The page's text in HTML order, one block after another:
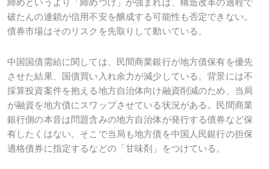
締めというより「締めつけ」が強まれば、構造改革の過程で
破たんの連鎖が信用不安を醸成する可能性も否定できない。
債券市場はそのリスクを先取りして動いている。
中国国債需給に関しては、民間商業銀行が地方債保有を優先
させた結果、国債買い入れ余力が減少している。背景には不
採算投資案件を抱える地方自治体向け融資削減のため、当局
が融資を地方債にスワップさせている状況がある。民間商業
銀行側の本音は問題含みの地方自治体が発行する債券など保
有したくはない。そこで当局も地方債を中国人民銀行の担保
適格債券に指定するなどの「甘味剤」をつけている。